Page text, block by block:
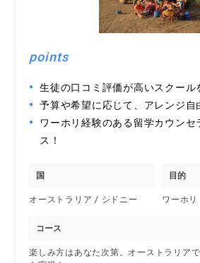
points
生徒の口コミ評価が高いスクール
予算や希望に応じて、アレンジ自
ワーホリ経験のある留学カウンセ
ス！
国
オーストラリア / シドニー
目的
ワーホリ
コース
楽しみ方はあなた次第。オーストラリア